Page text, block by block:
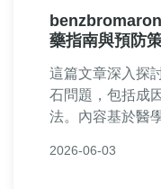
藥指南與預防
這篇文章深入探
石問題，包括成
法。內容基於醫
險。適合正在或
2026-06-03